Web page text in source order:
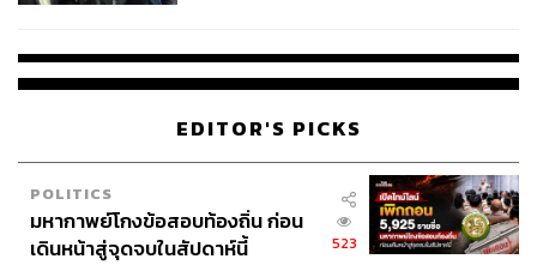
EDITOR'S PICKS
POLITICS
มหากาพย์โกงข้อสอบท้องถิ่น ก่อน
เดินหน้าสู่จุดจบในสัปดาห์นี้
523